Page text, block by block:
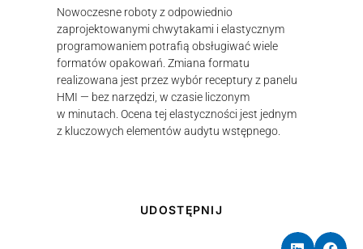
Nowoczesne roboty z odpowiednio
zaprojektowanymi chwytakami i elastycznym
programowaniem potrafią obsługiwać wiele
formatów opakowań. Zmiana formatu
realizowana jest przez wybór receptury z panelu
HMI — bez narzędzi, w czasie liczonym
w minutach. Ocena tej elastyczności jest jednym
z kluczowych elementów audytu wstępnego.
UDOSTĘPNIJ